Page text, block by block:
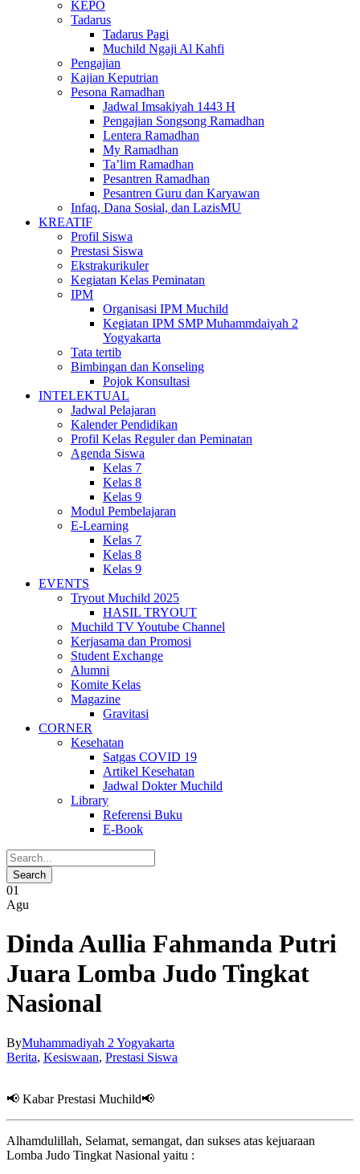
KEPO
Tadarus
Tadarus Pagi
Muchild Ngaji Al Kahfi
Pengajian
Kajian Keputrian
Pesona Ramadhan
Jadwal Imsakiyah 1443 H
Pengajian Songsong Ramadhan
Lentera Ramadhan
My Ramadhan
Ta’lim Ramadhan
Pesantren Ramadhan
Pesantren Guru dan Karyawan
Infaq, Dana Sosial, dan LazisMU
KREATIF
Profil Siswa
Prestasi Siswa
Ekstrakurikuler
Kegiatan Kelas Peminatan
IPM
Organisasi IPM Muchild
Kegiatan IPM SMP Muhammdaiyah 2
Yogyakarta
Tata tertib
Bimbingan dan Konseling
Pojok Konsultasi
INTELEKTUAL
Jadwal Pelajaran
Kalender Pendidikan
Profil Kelas Reguler dan Peminatan
Agenda Siswa
Kelas 7
Kelas 8
Kelas 9
Modul Pembelajaran
E-Learning
Kelas 7
Kelas 8
Kelas 9
EVENTS
Tryout Muchild 2025
HASIL TRYOUT
Muchild TV Youtube Channel
Kerjasama dan Promosi
Student Exchange
Alumni
Komite Kelas
Magazine
Gravitasi
CORNER
Kesehatan
Satgas COVID 19
Artikel Kesehatan
Jadwal Dokter Muchild
Library
Referensi Buku
E-Book
01
Agu
Dinda Aullia Fahmanda Putri
Juara Lomba Judo Tingkat
Nasional
ByMuhammadiyah 2 Yogyakarta
Berita, Kesiswaan, Prestasi Siswa
📢 Kabar Prestasi Muchild📢
Alhamdulillah, Selamat, semangat, dan sukses atas kejuaraan
Lomba Judo Tingkat Nasional yaitu :